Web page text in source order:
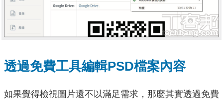
透過免費工具編輯PSD檔案內容
如果覺得檢視圖片還不以滿足需求，那麼其實透過免費